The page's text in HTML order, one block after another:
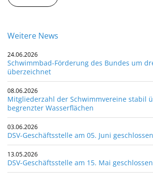
Weitere News
24.06.2026
Schwimmbad-Förderung des Bundes um
überzeichnet
08.06.2026
Mitgliederzahl der Schwimmvereine stabil
begrenzter Wasserflächen
03.06.2026
DSV-Geschäftsstelle am 05. Juni geschlossen
13.05.2026
DSV-Geschäftsstelle am 15. Mai geschlossen